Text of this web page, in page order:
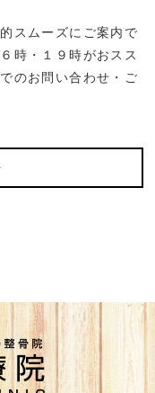
スムーズにご案内で
時・１９時がおスス
のお問い合わせ・ご